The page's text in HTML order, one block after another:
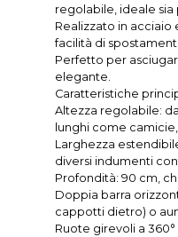
regolabile, ideale sia
Realizzato in
facilità di
Perfetto per
elegante.
Caratteristiche
Altezza regolabile:
lunghi come
Larghezza
diversi indumenti
Profondità: 90 cm,
Doppia barra
cappotti dietro) o
Ruote girevoli a